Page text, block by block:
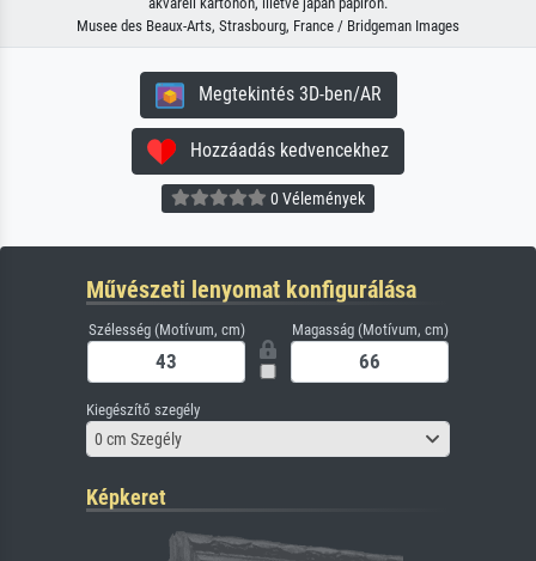
Musee des Beaux-Arts, Strasbourg, France / Bridgeman Images
Megtekintés 3D-ben/AR
Hozzáadás kedvencekhez
0 Vélemények
Művészeti lenyomat konfigurálása
Szélesség (Motívum, cm) Magasság (Motívum, cm)
Kiegészítő szegély
0 cm Szegély
Képkeret